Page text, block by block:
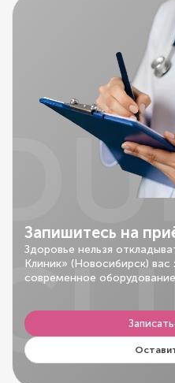
Запишитесь на
Здоровье нельзя
Клиник» (Новосибирск)
современное